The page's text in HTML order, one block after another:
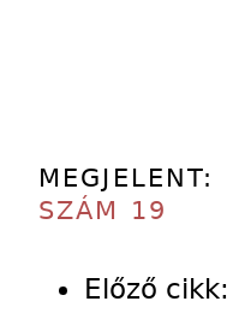
MEGJELENT:
SZÁM 19
Előző cikk: